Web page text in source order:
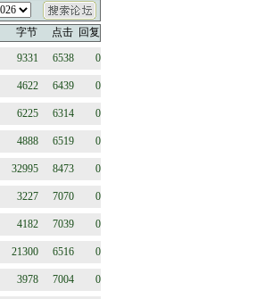
字节 点击 回复
9331 6538 0
4622 6439 0
6225 6314 0
4888 6519 0
32995 8473 0
3227 7070 0
4182 7039 0
21300 6516 0
3978 7004 0